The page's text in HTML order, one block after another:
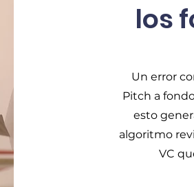
los
Un error
Pitch a
esto
algoritmo
VC